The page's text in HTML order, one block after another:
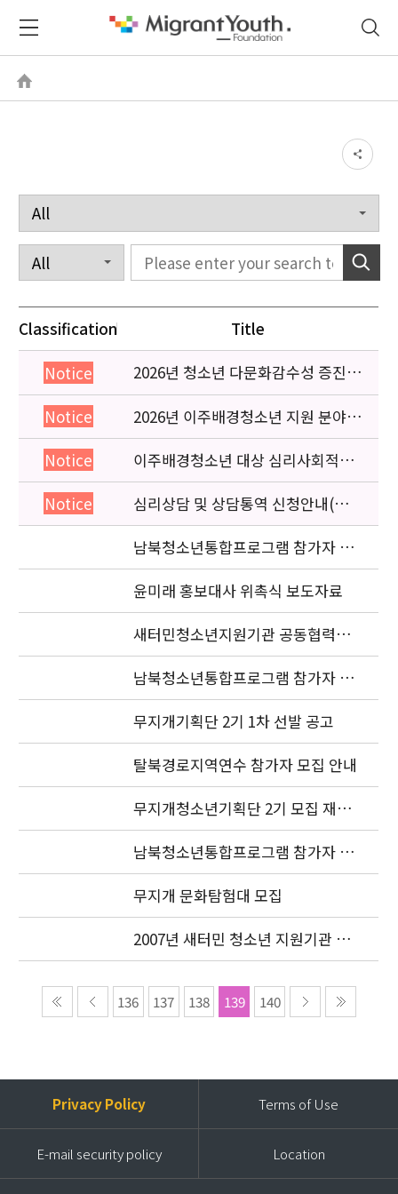
Classification Title
Notice
2026년 청소년 다문화감수성 증진
프로그램 「다가감」신청기관 안내
Notice
2026년 이주배경청소년 지원 분야
종사자 역량강화 교육 일정 안내
Notice
이주배경청소년 대상 심리사회적응
검사 연수동영상 개편 안내
Notice
심리상담 및 상담통역 신청안내(의뢰
서첨부)
남북청소년통합프로그램 참가자 공
고
윤미래 홍보대사 위촉식 보도자료
새터민청소년지원기관 공동협력사
업 현장점검 자료요청
남북청소년통합프로그램 참가자 선
발 안내
무지개기획단 2기 1차 선발 공고
탈북경로지역연수 참가자 모집 안내
무지개청소년기획단 2기 모집 재공
고
남북청소년통합프로그램 참가자 모
집 연장
무지개 문화탐험대 모집
2007년 새터민 청소년 지원기관 공
동협력사업 선정기관 공고
136 137 138 139 140
Privacy Policy Terms of Use
E-mail security policy Location